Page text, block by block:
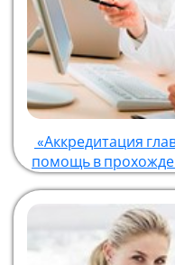
«Аккредитация
помощь в